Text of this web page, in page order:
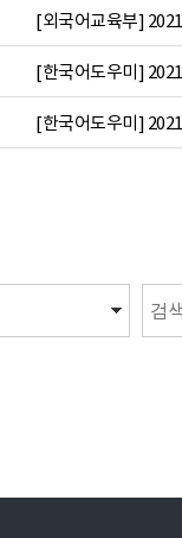
[외국어교육부]
[한국어도우미]
[한국어도우미]